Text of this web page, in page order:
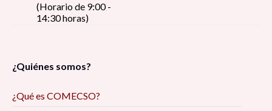
(Horario de 9:00 -
14:30 horas)
¿Quiénes somos?
¿Qué es COMECSO?